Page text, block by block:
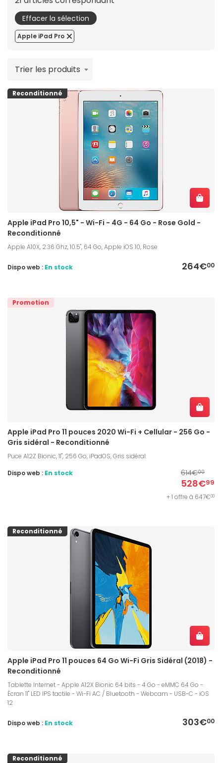
Effacer la sélection
Apple iPad Pro
Trier les produits
Reconditionné
Apple iPad Pro 10,5" - Wi-Fi - 4G - 64 Go - Rose Gold -
Reconditionné
Apple A10X, 2.36 Ghz, 10.5", 64 Go, Apple iOS 10, Rose
264€00
Dispo web : En stock
Promotion
Apple iPad Pro 11 pouces 2020 Wi-Fi + Cellular - 256 Go -
Gris sidéral - Reconditionné
Puce A12Z Bionic, 11", 256 Go, iPadOS, Gris sidéral
614€00
528€99
Dispo web : En stock
+ 1 offre à 647€00
Reconditionné
Apple iPad Pro 11 pouces 64 Go Wi-Fi Gris Sidéral (2018) -
Reconditionné
Tablette Internet - Apple A12X Bionic 64 bits - 4 Go - eMMC 64 Go -
Écran 11" LED IPS tactile - Wi-Fi AC / Bluetooth - Webcam - USB-C - iOS
12
303€00
Dispo web : En stock
Reconditionné